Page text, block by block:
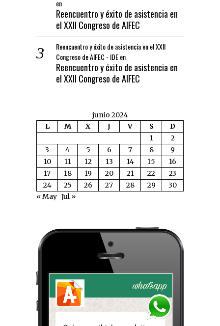
en
Reencuentro y éxito de asistencia en
el XXII Congreso de AIFEC
Reencuentro y éxito de asistencia en el XXII
Congreso de AIFEC - IDEen
Reencuentro y éxito de asistencia en
el XXII Congreso de AIFEC
junio 2024
L
M X J V S
D
1
2
3
4 5 6 7 8
9
10
11 12 13 14 15
16
17
18 19 20 21 22
23
24
25 26 27 28 29
30
« May Jul »